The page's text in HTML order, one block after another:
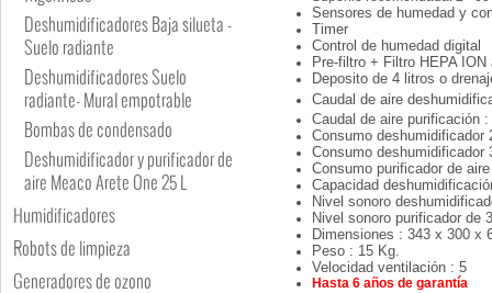
Deshumidificadores Baja silueta -
Suelo radiante
Deshumidificadores Suelo
radiante- Mural empotrable
Bombas de condensado
Deshumidificador y purificador de
aire Meaco Arete One 25 L
Humidificadores
Robots de limpieza
Generadores de ozono
Sensores de humedad y
Timer
Control de humedad digital
Pre-filtro + Filtro HEPA
Deposito de 4 litros o
Caudal de aire
Caudal de aire purificación
Consumo
Consumo
Consumo purificador de
Capacidad
Nivel sonoro
Nivel sonoro purificador de
Dimensiones : 343 x 300 x
Peso : 15 Kg.
Velocidad ventilación : 5
Hasta 6 años de garantía